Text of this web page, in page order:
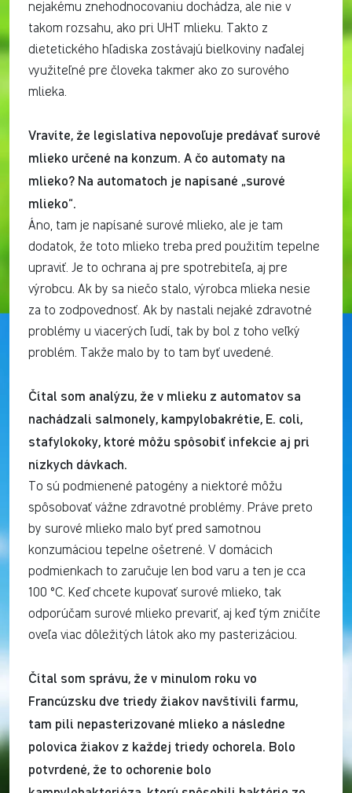
nejakému znehodnocovaniu dochádza, ale nie v
takom rozsahu, ako pri UHT mlieku. Takto z
dietetického hľadiska zostávajú bielkoviny naďalej
využiteľné pre človeka takmer ako zo surového
mlieka.
Vravíte, že legislatíva nepovoľuje predávať surové
mlieko určené na konzum. A čo automaty na
mlieko? Na automatoch je napísané „surové
mlieko“.
Áno, tam je napísané surové mlieko, ale je tam
dodatok, že toto mlieko treba pred použitím tepelne
upraviť. Je to ochrana aj pre spotrebiteľa, aj pre
výrobcu. Ak by sa niečo stalo, výrobca mlieka nesie
za to zodpovednosť. Ak by nastali nejaké zdravotné
problémy u viacerých ľudí, tak by bol z toho veľký
problém. Takže malo by to tam byť uvedené.
Čítal som analýzu, že v mlieku z automatov sa
nachádzali salmonely, kampylobakrétie, E. coli,
stafylokoky, ktoré môžu spôsobiť infekcie aj pri
nízkych dávkach.
To sú podmienené patogény a niektoré môžu
spôsobovať vážne zdravotné problémy. Práve preto
by surové mlieko malo byť pred samotnou
konzumáciou tepelne ošetrené. V domácich
podmienkach to zaručuje len bod varu a ten je cca
100 °C. Keď chcete kupovať surové mlieko, tak
odporúčam surové mlieko prevariť, aj keď tým zničíte
oveľa viac dôležitých látok ako my pasterizáciou.
Čítal som správu, že v minulom roku vo
Francúzsku dve triedy žiakov navštívili farmu,
tam pili nepasterizované mlieko a následne
polovica žiakov z každej triedy ochorela. Bolo
potvrdené, že to ochorenie bolo